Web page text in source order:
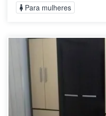
Para mulheres